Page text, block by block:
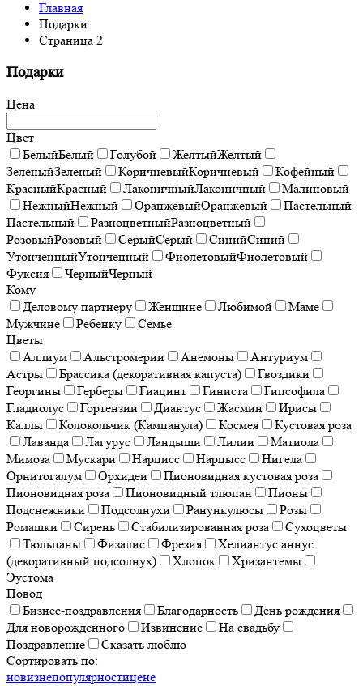
Главная
Подарки
Страница 2
Подарки
Цена
Цвет
БелыйБелый Голубой ЖелтыйЖелтый
ЗеленыйЗеленый КоричневыйКоричневый
Кофейный
КрасныйКрасный ЛаконичныйЛаконичный
Малиновый
НежныйНежный ОранжевыйОранжевый
Пастельный
Пастельный
РазноцветныйРазноцветный
РозовыйРозовый СерыйСерый СинийСиний
УтонченныйУтонченный ФиолетовыйФиолетовый
Фуксия
ЧерныйЧерный
Кому
Деловому партнеру
Женщине Любимой
Маме
Мужчине
Ребенку
Семье
Цветы
Аллиум
Альстромерии Анемоны
Антуриум
Астры
Брассика (декоративная капуста)
Гвоздики
Георгины
Герберы Гиацинт Гиниста
Гипсофила
Гладиолус
Гортензии Диантус Жасмин
Ирисы
Каллы
Колокольчик (Кампанула) Космея
Кустовая роза
Лаванда
Лагурус Ландыши Лилии
Матиола
Мимоза
Мускари Нарцисс Нарцысс
Нигела
Орнитогалум
Орхидеи
Пионовидная кустовая роза
Пионовидная роза
Пионовидный тлюпан
Пионы
Подснежники
Подсолнухи Ранункулюсы
Розы
Ромашки
Сирень Стабилизированная роза
Сухоцветы
Тюльпаны
Физалис Фрезия
Хелиантус аннус
(декоративный подсолнух)
Хлопок
Хризантемы
Эустома
Повод
Бизнес-поздравления
Благодарность
День рождения
Для новорожденного
Извинение
На свадьбу
Поздравление
Сказать люблю
Сортировать по:
новизнепопулярностицене